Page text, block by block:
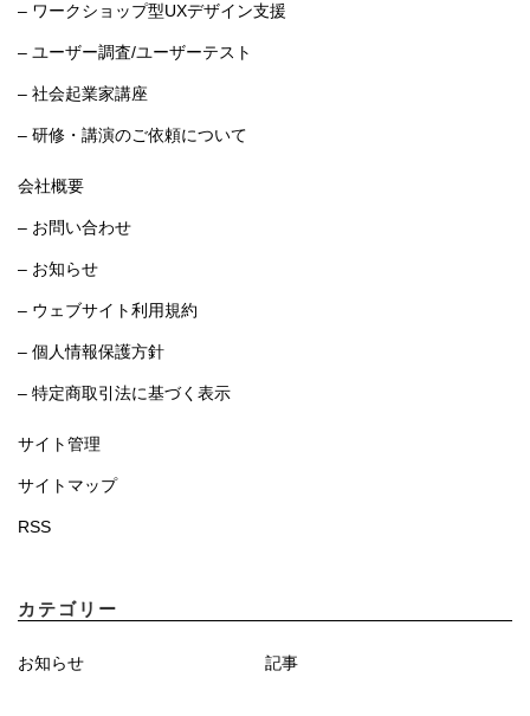
– ワークショップ型UXデザイン支援
– ユーザー調査/ユーザーテスト
– 社会起業家講座
– 研修・講演のご依頼について
会社概要
– お問い合わせ
– お知らせ
– ウェブサイト利用規約
– 個人情報保護方針
– 特定商取引法に基づく表示
サイト管理
サイトマップ
RSS
カテゴリー
お知らせ 記事